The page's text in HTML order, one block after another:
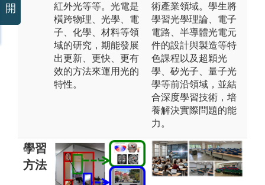
紅外光等等。光電是
橫跨物理、光學、電
子、化學、材料等領
域的研究，期能發展
出更新、更快、更有
效的方法來運用光的
特性。
術產業領域。學生將
學習光學理論、電子
電路、半導體光電元
件的設計與製造等特
色課程以及超穎光
學、矽光子、量子光
學等前沿領域，並結
合深度學習技術，培
養解決實際問題的能
力。
學習
方法
開